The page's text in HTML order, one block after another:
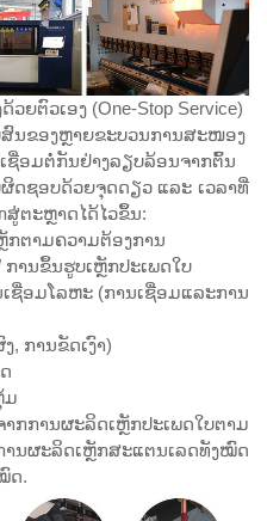
ຍຕົວເອງ (One-Stop Service)
ນຂອງຫຼາຍຂະບວນການສະໜອງ
ຊື່ອມຕໍ່ກັນຢ່າງລຽບລ້ອນຈາກຕົ້ນ
ດຊອບດ້ວຍຈຸດດຽວ ແລະ ເວລາທີ່
ສູ່ຕະຫຼາດໄດ້ໄວຂຶ້ນ:
ກຕາມຄວາມຕ້ອງການ
ານຂຶ້ນຮູບເຫຼັກປະເພດໃບ
ຊື່ອມໂລຫະ (ການເຊື່ອມແລະການ
, ການຂັດເງົາ)
ມ
ກການຜະລິດເຫຼັກປະເພດໃບຕາມ
ນຜະລິດເຫຼັກສະແຕນເລດທັງໝົດ
ດ.